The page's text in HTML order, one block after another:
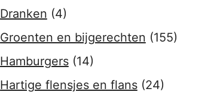
Dranken (4)
Groenten en bijgerechten (155)
Hamburgers(14)
Hartige flensjes en flans(24)